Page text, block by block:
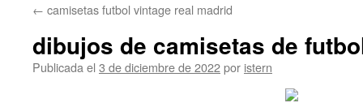
contenido
← camisetas futbol vintage real madrid
dibujos de camisetas de
Publicada el 3 de diciembre de 2022por istern